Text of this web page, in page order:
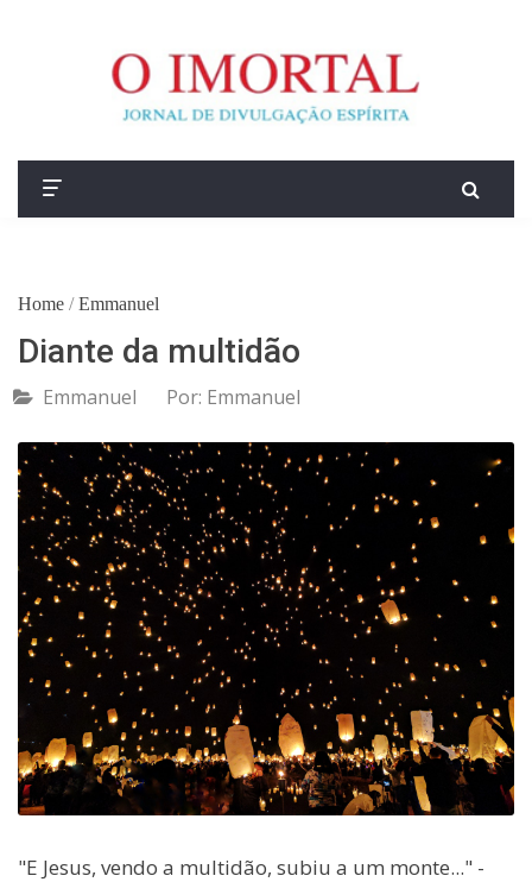
Home / Emmanuel
Diante da multidão
Emmanuel Por: Emmanuel
"E Jesus, vendo a multidão, subiu a um monte..." -